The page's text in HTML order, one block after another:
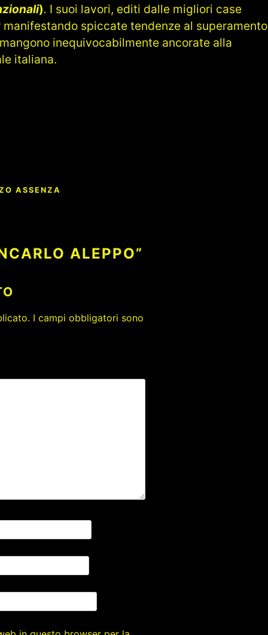
). I suoi lavori, editi dalle migliori case
spiccate tendenze al superamento
inequivocabilmente ancorate alla
italiana.
ASSENZA
ALEPPO”
I campi obbligatori sono